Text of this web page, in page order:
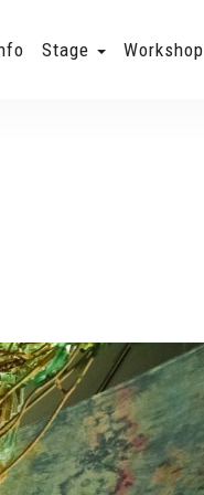
Stage Workshop